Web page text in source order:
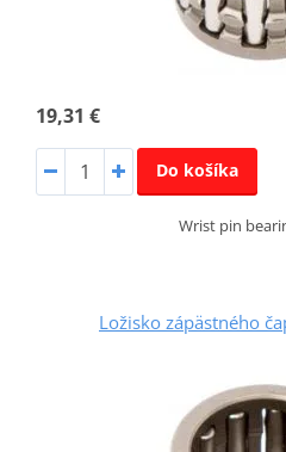
19,31 €
Do košíka
Wrist pin
Ložisko zápästného